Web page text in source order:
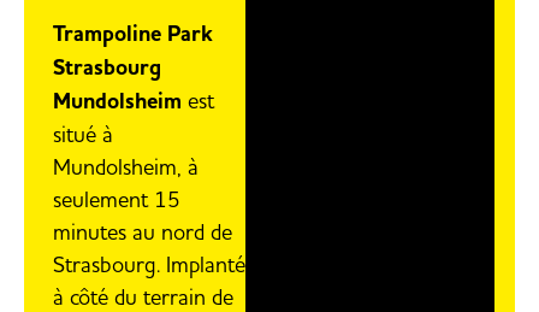
Trampoline Park
Strasbourg
Mundolsheim est
situé à
Mundolsheim, à
seulement 15
minutes au nord de
Strasbourg. Implanté
à côté du terrain de